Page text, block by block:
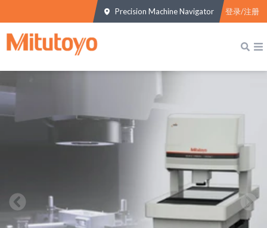
Precision Machine Navigator 登录/注册